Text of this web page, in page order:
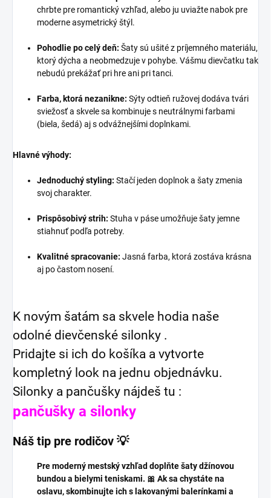
chrbte pre romantický vzhľad, alebo ju uviažte nabok pre
moderne asymetrický štýl.
Pohodlie po celý deň: Šaty sú ušité z príjemného materiálu,
ktorý dýcha a neobmedzuje v pohybe. Vášmu dievčatku tak
nebudú prekážať pri hre ani pri tanci.
Farba, ktorá nezanikne: Sýty odtieň ružovej dodáva tvári
sviežosť a skvele sa kombinuje s neutrálnymi farbami
(biela, šedá) aj s odvážnejšími doplnkami.
Hlavné výhody:
Jednoduchý styling: Stačí jeden doplnok a šaty zmenia
svoj charakter.
Prispôsobivý strih: Stuha v páse umožňuje šaty jemne
stiahnuť podľa potreby.
Kvalitné spracovanie: Jasná farba, ktorá zostáva krásna
aj po častom nosení.
K novým šatám sa skvele hodia naše
odolné dievčenské silonky .
Pridajte si ich do košíka a vytvorte
kompletný look na jednu objednávku.
Silonky a pančušky nájdeš tu :
pančušky a silonky
Náš tip pre rodičov 💡
Pre moderný mestský vzhľad doplňte šaty džínovou
bundou a bielymi teniskami. 🎀 Ak sa chystáte na
oslavu, skombinujte ich s lakovanými balerínkami a